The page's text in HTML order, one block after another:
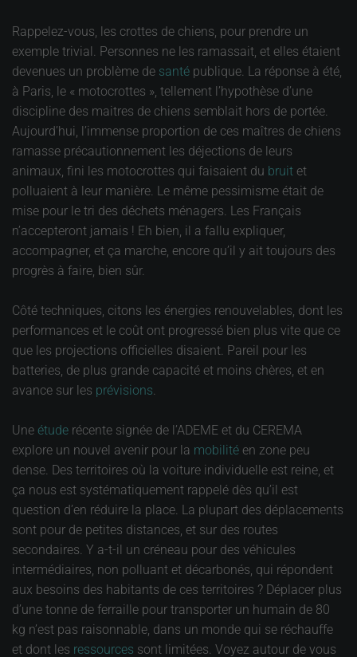
Rappelez-vous, les crottes de chiens, pour prendre un
exemple trivial. Personnes ne les ramassait, et elles étaient
devenues un problème de santé publique. La réponse à été,
à Paris, le « motocrottes », tellement l’hypothèse d’une
discipline des maitres de chiens semblait hors de portée.
Aujourd’hui, l’immense proportion de ces maîtres de chiens
ramasse précautionnement les déjections de leurs
animaux, fini les motocrottes qui faisaient du bruit et
polluaient à leur manière. Le même pessimisme était de
mise pour le tri des déchets ménagers. Les Français
n’accepteront jamais ! Eh bien, il a fallu expliquer,
accompagner, et ça marche, encore qu’il y ait toujours des
progrès à faire, bien sûr.
Côté techniques, citons les énergies renouvelables, dont les
performances et le coût ont progressé bien plus vite que ce
que les projections officielles disaient. Pareil pour les
batteries, de plus grande capacité et moins chères, et en
avance sur les prévisions
Une étude récente signée de l’ADEME et du CEREMA
explore un nouvel avenir pour la mobilité en zone peu
dense. Des territoires où la voiture individuelle est reine, et
ça nous est systématiquement rappelé dès qu’il est
question d’en réduire la place. La plupart des déplacements
sont pour de petites distances, et sur des routes
secondaires. Y a-t-il un créneau pour des véhicules
intermédiaires, non polluant et décarbonés, qui répondent
aux besoins des habitants de ces territoires ? Déplacer plus
d’une tonne de ferraille pour transporter un humain de 80
kg n’est pas raisonnable, dans un monde qui se réchauffe
et dont les ressources sont limitées. Voyez autour de vous